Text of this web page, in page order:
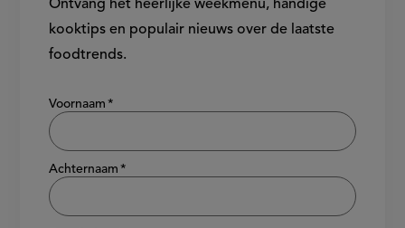
Ontvang het heerlijke weekmenu, handige
kooktips en populair nieuws over de laatste
foodtrends.
Show/hide
Voornaam
Achternaam